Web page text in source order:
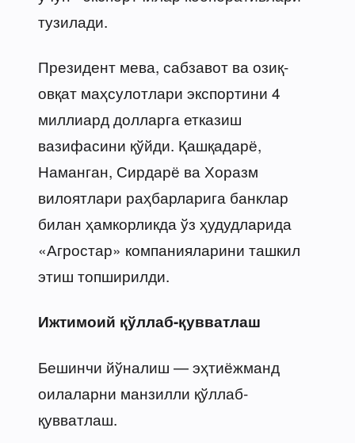
тузилади.
Президент мева, сабзавот ва озиқ-
овқат маҳсулотлари экспортини 4
миллиард долларга етказиш
вазифасини қўйди. Қашқадарё,
Наманган, Сирдарё ва Хоразм
вилоятлари раҳбарларига банклар
билан ҳамкорликда ўз ҳудудларида
«Агростар» компанияларини ташкил
этиш топширилди.
Ижтимоий қўллаб-қувватлаш
Бешинчи йўналиш — эҳтиёжманд
оилаларни манзилли қўллаб-
қувватлаш.